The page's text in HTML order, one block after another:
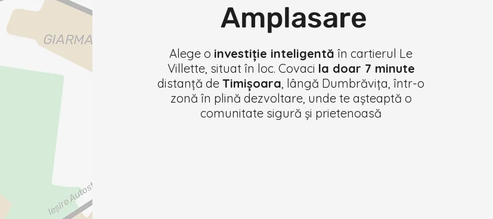
Amplasare
Alege o investiție inteligentă în cartierul Le
Villette, situat în loc. Covaci la doar 7 minute
distanță de Timișoara, lângă Dumbrăvița, într-o
zonă în plină dezvoltare, unde te așteaptă o
comunitate sigură și prietenoasă